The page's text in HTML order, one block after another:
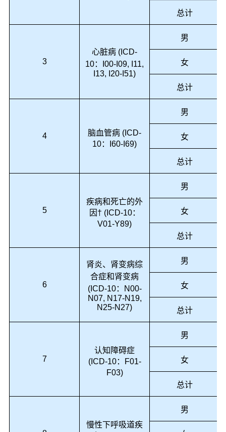
总计
3
心脏病 (ICD-
10：I00-I09, I11,
I13, I20-I51)
男
女
总计
4
脑血管病 (ICD-
10：I60-I69)
男
女
总计
5
疾病和死亡的外
因† (ICD-10：
V01-Y89)
男
女
总计
6
肾炎、肾变病综
合症和肾变病
(ICD-10：N00-
N07, N17-N19,
N25-N27)
男
女
总计
7
认知障碍症
(ICD-10：F01-
F03)
男
女
总计
慢性下呼吸道疾
男